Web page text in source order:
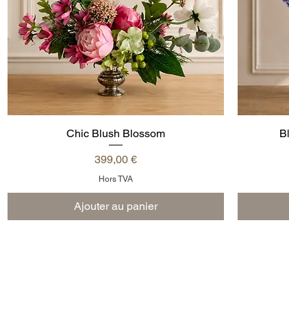
Aperçu rapide
Chic Blush Blossom
Prix
399,00 €
Hors TVA
Ajouter au panier